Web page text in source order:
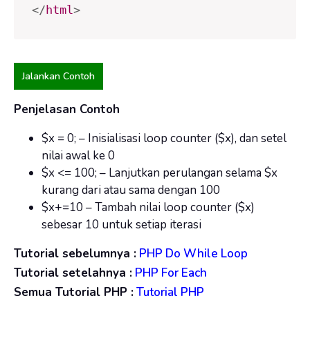
</html>
Jalankan Contoh
Penjelasan Contoh
$x = 0; – Inisialisasi loop counter ($x), dan setel
nilai awal ke 0
$x <= 100; – Lanjutkan perulangan selama $x
kurang dari atau sama dengan 100
$x+=10 – Tambah nilai loop counter ($x)
sebesar 10 untuk setiap iterasi
Tutorial sebelumnya : PHP Do While Loop
Tutorial setelahnya : PHP For Each
Semua Tutorial PHP :Tutorial PHP